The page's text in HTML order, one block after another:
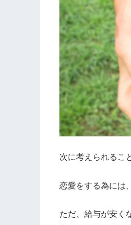
次に考えられるこ
恋愛をする為には
ただ、給与が安く